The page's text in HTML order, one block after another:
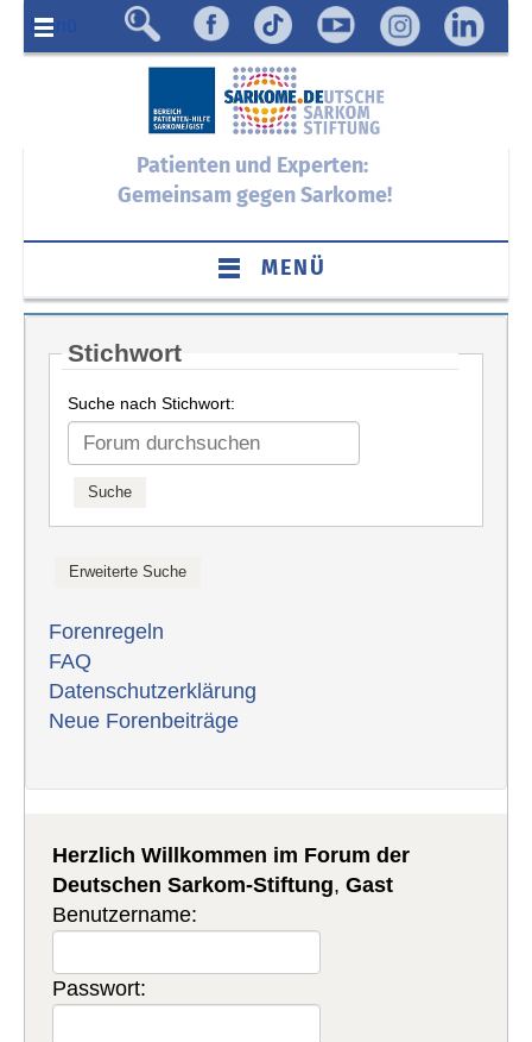
Menü
Patienten und Experten:
Gemeinsam gegen Sarkome!
MENÜ
Stichwort
Suche nach Stichwort:
Forenregeln
FAQ
Datenschutzerklärung
Neue Forenbeiträge
Herzlich Willkommen im Forum der
Deutschen Sarkom-Stiftung,Gast
Benutzername:
Passwort: